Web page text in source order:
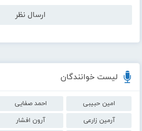
لیست خوانندگان
امین حبیبی احمد صفایی
آرمین زارعی
آرون افشار